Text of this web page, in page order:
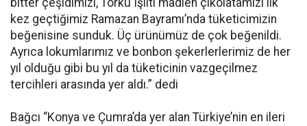
bitter çeşidimizi, Torku Işıltı madlen çikolatamızı ilk
kez geçtiğimiz Ramazan Bayramı’nda tüketicimizin
beğenisine sunduk. Üç ürünümüz de çok beğenildi.
Ayrıca lokumlarımız ve bonbon şekerlerlerimiz de her
yıl olduğu gibi bu yıl da tüketicinin vazgeçilmez
tercihleri arasında yer aldı.” dedi
Bağcı “Konya ve Çumra’da yer alan Türkiye’nin en ileri